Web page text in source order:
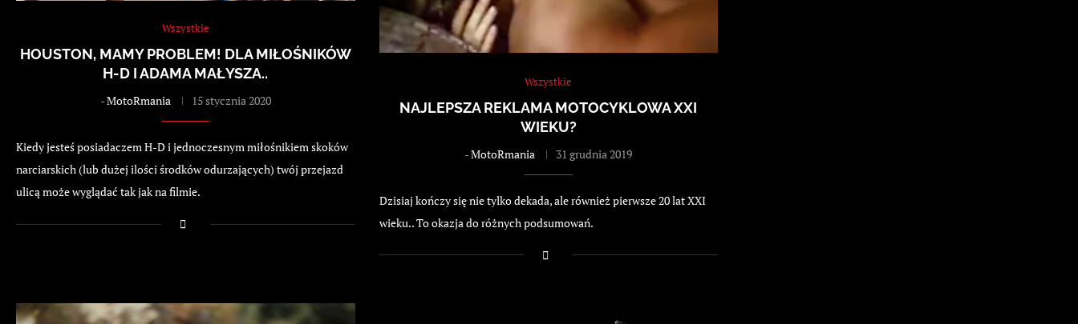
Wszystkie
HOUSTON, MAMY PROBLEM! DLA MIŁOŚNIKÓW
H-D I ADAMA MAŁYSZA..
-MotoRmania 15 stycznia 2020
Kiedy jesteś posiadaczem H-D i jednoczesnym miłośnikiem skoków
narciarskich (lub dużej ilości środków odurzających) twój przejazd
ulicą może wyglądać tak jak na filmie.
Wszystkie
NAJLEPSZA REKLAMA MOTOCYKLOWA XXI
WIEKU?
-MotoRmania 31 grudnia 2019
Dzisiaj kończy się nie tylko dekada, ale również pierwsze 20 lat XXI
wieku.. To okazja do różnych podsumowań.